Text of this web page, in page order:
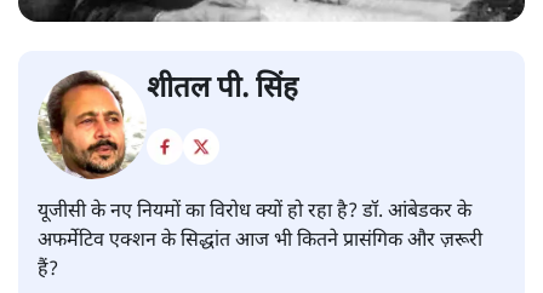
शीतल पी. सिंह
यूजीसी के नए नियमों का विरोध क्यों हो रहा है? डॉ. आंबेडकर के
अफर्मेटिव एक्शन के सिद्धांत आज भी कितने प्रासंगिक और ज़रूरी
हैं?